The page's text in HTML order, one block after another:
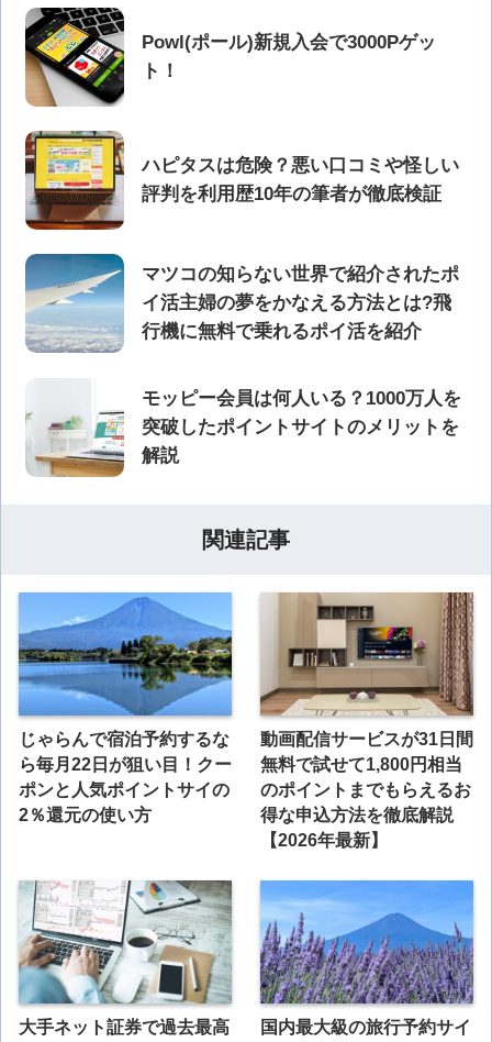
Powl(ポール)新規入会で3000Pゲッ
ト！
ハピタスは危険？悪い口コミや怪しい
評判を利用歴10年の筆者が徹底検証
マツコの知らない世界で紹介されたポ
イ活主婦の夢をかなえる方法とは?飛
行機に無料で乗れるポイ活を紹介
モッピー会員は何人いる？1000万人を
突破したポイントサイトのメリットを
解説
関連記事
じゃらんで宿泊予約するな
ら毎月22日が狙い目！クー
ポンと人気ポイントサイの
2％還元の使い方
動画配信サービスが31日間
無料で試せて1,800円相当
のポイントまでもらえるお
得な申込方法を徹底解説
【2026年最新】
大手ネット証券で過去最高
国内最大級の旅行予約サイ